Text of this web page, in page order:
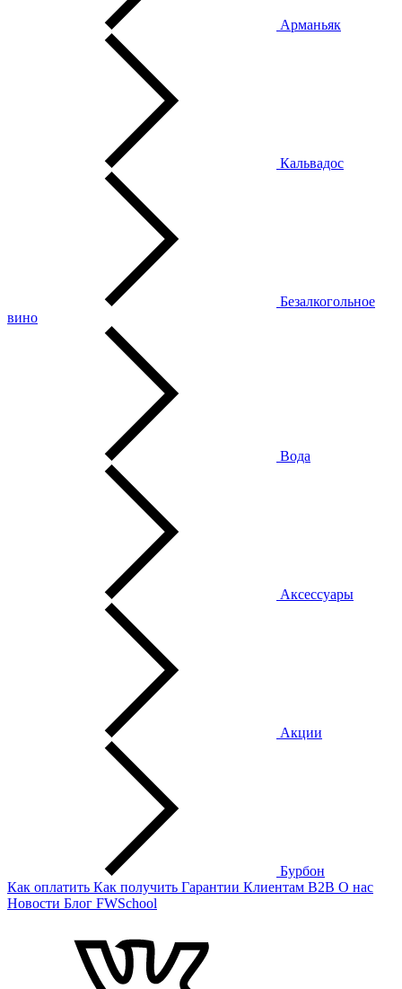
Арманьяк
Кальвадос
Безалкогольное
вино
Вода
Аксессуары
Акции
Бурбон
Как оплатить Как получить Гарантии Клиентам B2B О нас
Новости Блог FWSchool